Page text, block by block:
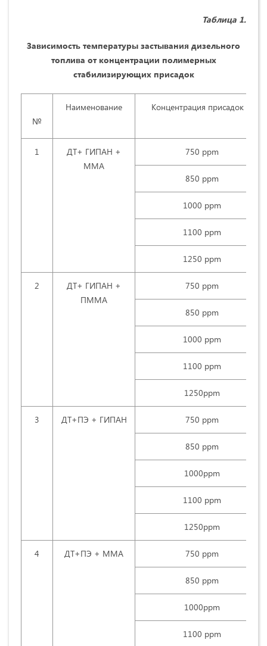
Таблица 1.
Зависимость температуры застывания дизельного
топлива от концентрации полимерных
стабилизирующих присадок
№
Наименование Концентрация присадок %
1
ДТ+ ГИПАН +
ММА
750 ррm
850 ррm
1000 ррm
1100 ррm
1250 ррm
2
ДТ+ ГИПАН +
ПММА
750 ррm
850 ррm
1000 рpm
1100 ррm
1250ppm
3 ДТ+ПЭ + ГИПАН 750 ррm
850 ррm
1000ppm
1100 ррm
1250ppm
4 ДТ+ПЭ + ММА 750 ррm
850 ррm
1000ppm
1100 ррm